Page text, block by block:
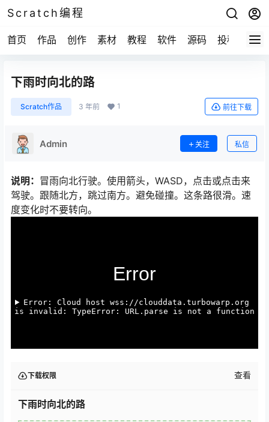
Scratch编程
首页 作品 创作 素材 教程 软件 源码 投稿 关于
下雨时向北的路
Scratch作品 3 年前 1 前往下载
Admin 关注 私信
说明： 冒雨向北行驶。使用箭头，WASD，点击或点击来
驾驶。跟随北方，跳过南方。避免碰撞。这条路很滑。速
度变化时不要转向。
下载权限 查看
下雨时向北的路